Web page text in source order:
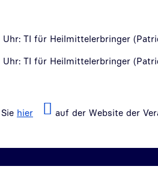
Uhr: TI für Heilmittelerbringer
Uhr: TI für Heilmittelerbringer
hier auf der Website der